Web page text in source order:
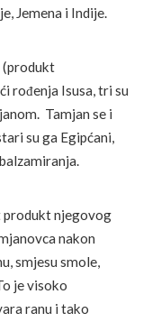
Jemena i Indije.
(produkt
rođenja Isusa, tri su
Tamjan se i
su ga Egipćani,
produkt njegovog
nakon
smjesu smole,
je visoko
ranu i tako